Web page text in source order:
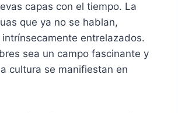
capas con el tiempo. La
que ya no se hablan,
entrelazados.
sea un campo fascinante y
cultura se manifiestan en